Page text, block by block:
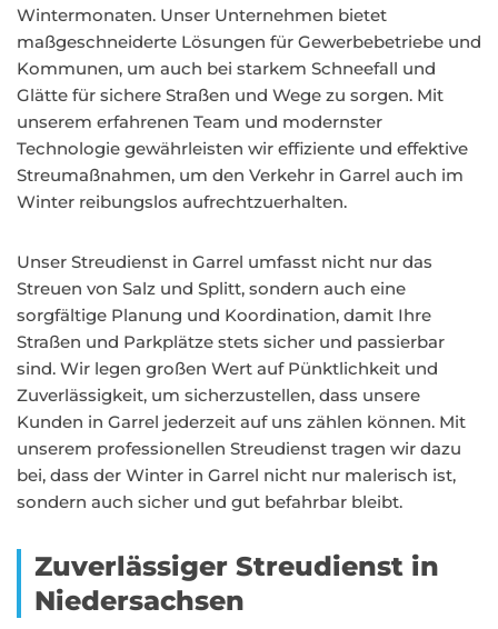
Wintermonaten. Unser Unternehmen bietet
maßgeschneiderte Lösungen für Gewerbebetriebe und
Kommunen, um auch bei starkem Schneefall und
Glätte für sichere Straßen und Wege zu sorgen. Mit
unserem erfahrenen Team und modernster
Technologie gewährleisten wir effiziente und effektive
Streumaßnahmen, um den Verkehr in Garrel auch im
Winter reibungslos aufrechtzuerhalten.
Unser Streudienst in Garrel umfasst nicht nur das
Streuen von Salz und Splitt, sondern auch eine
sorgfältige Planung und Koordination, damit Ihre
Straßen und Parkplätze stets sicher und passierbar
sind. Wir legen großen Wert auf Pünktlichkeit und
Zuverlässigkeit, um sicherzustellen, dass unsere
Kunden in Garrel jederzeit auf uns zählen können. Mit
unserem professionellen Streudienst tragen wir dazu
bei, dass der Winter in Garrel nicht nur malerisch ist,
sondern auch sicher und gut befahrbar bleibt.
Zuverlässiger Streudienst in
Niedersachsen